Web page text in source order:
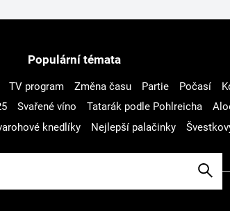
Populární témata
TV program Změna času Partie Počasí
Svařené víno Tatarák podle Pohlreicha
knedlíky Nejlepší palačinky